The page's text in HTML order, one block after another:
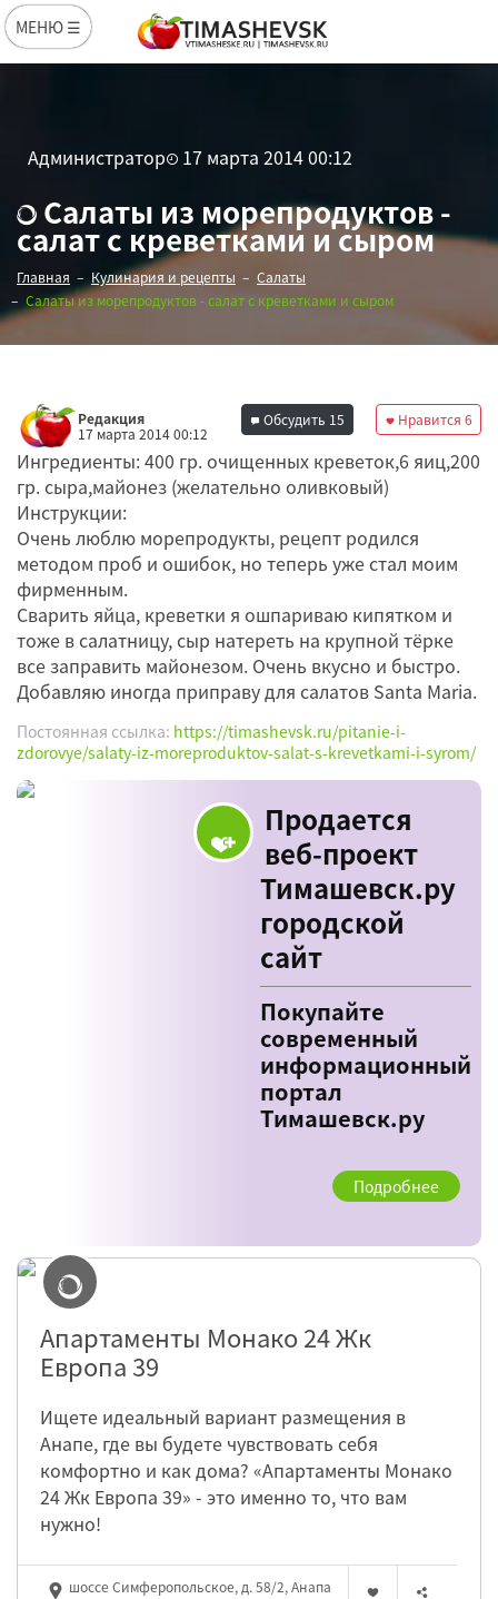
МЕНЮ ☰
Администратор 17 марта 2014 00:12
Салаты из морепродуктов -
салат с креветками и сыром
Главная Кулинария и рецепты
Салаты
Салаты из морепродуктов - салат с креветками и сыром
Редакция
17 марта 2014 00:12
Нравится 6
Обсудить 15
Ингредиенты: 400 гр. очищенных креветок,6 яиц,200
гр. сыра,майонез (желательно оливковый)
Инструкции:
Очень люблю морепродукты, рецепт родился
методом проб и ошибок, но теперь уже стал моим
фирменным.
Сварить яйца, креветки я ошпариваю кипятком и
тоже в салатницу, сыр натереть на крупной тёрке
все заправить майонезом. Очень вкусно и быстро.
Добавляю иногда приправу для салатов Santa Maria.
Постоянная ссылка: https://timashevsk.ru/pitanie-i-
zdorovye/salaty-iz-moreproduktov-salat-s-krevetkami-i-syrom/
Продается
веб-проект
Тимашевск.ру
городской
сайт
Покупайте
современный
информационный
портал
Тимашевск.ру
Подробнее
Апартаменты Монако 24 Жк
Европа 39
Ищете идеальный вариант размещения в
Анапе, где вы будете чувствовать себя
комфортно и как дома? «Апартаменты Монако
24 Жк Европа 39» - это именно то, что вам
нужно!
шоссе Симферопольское, д. 58/2, Анапа